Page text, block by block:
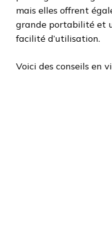
mais elles offrent
grande portabilité et
facilité d’utilisation.
Voici des conseils en